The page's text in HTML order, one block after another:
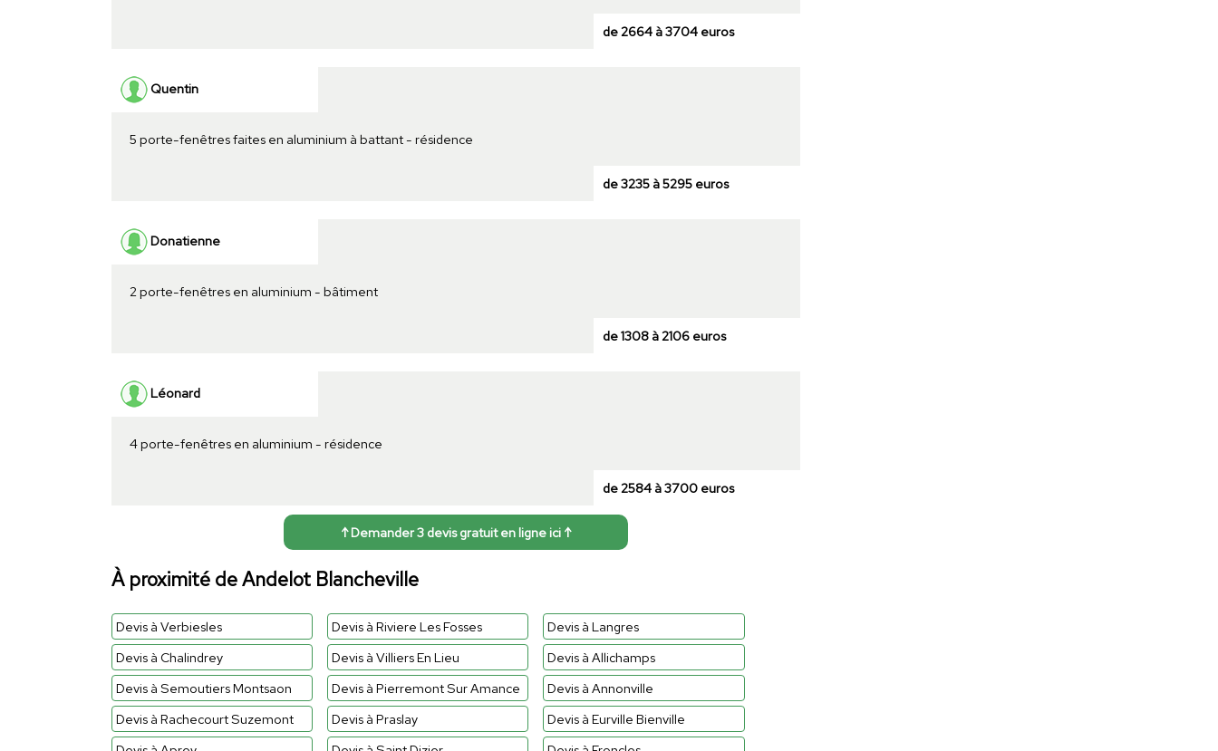
de 2664 à 3704 euros
Quentin
5 porte-fenêtres faites en aluminium à battant - résidence
de 3235 à 5295 euros
Donatienne
2 porte-fenêtres en aluminium - bâtiment
de 1308 à 2106 euros
Léonard
4 porte-fenêtres en aluminium - résidence
de 2584 à 3700 euros
↑ Demander 3 devis gratuit en ligne ici ↑
À proximité de Andelot Blancheville
Devis à Verbiesles Devis à Riviere Les Fosses
Devis à Langres
Devis à Chalindrey
Devis à Villiers En Lieu
Devis à Allichamps
Devis à Semoutiers Montsaon
Devis à Pierremont Sur Amance
Devis à Annonville
Devis à Rachecourt Suzemont
Devis à Praslay
Devis à Eurville Bienville